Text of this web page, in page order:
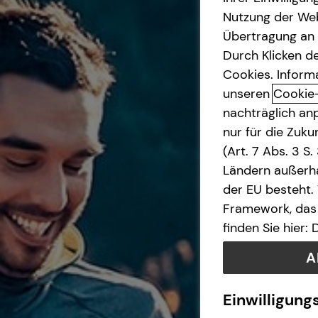
Kapitalanlage Immobilien
Betriebliche Altersvorsorge
Investment
Altersvorsorge
Gewerbliche Versicherungen
Arbeitskraftabsicherung
Kindervorsorge
Nutzung der
Übertragung
Durch Klicken
Cookies.
unseren
nachträglich
nur für die
(Art. 7 Abs. 3
Ländern
der EU besteht.
Framework,
finden Sie hier: